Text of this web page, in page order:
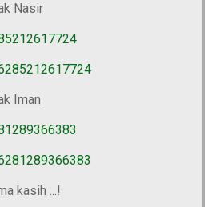
Nasir
Iman
kasih ...!